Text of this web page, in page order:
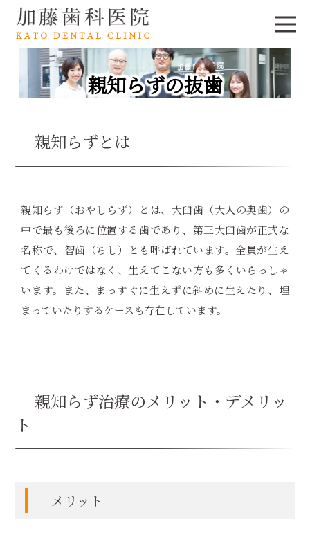
親知らずの抜歯
親知らずとは
親知らず（おやしらず）とは、大臼歯（大人の奥歯）の
中で最も後ろに位置する歯であり、第三大臼歯が正式な
名称で、智歯（ちし）とも呼ばれています。全員が生え
てくるわけではなく、生えてこない方も多くいらっしゃ
います。また、まっすぐに生えずに斜めに生えたり、埋
まっていたりするケースも存在しています。
親知らず治療のメリット・デメリッ
ト
メリット